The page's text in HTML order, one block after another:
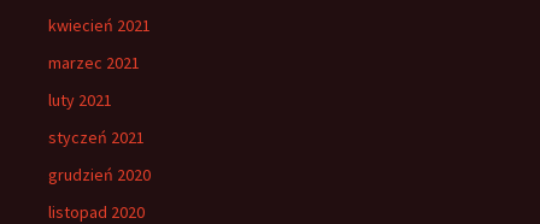
kwiecień 2021
marzec 2021
luty 2021
styczeń 2021
grudzień 2020
listopad 2020